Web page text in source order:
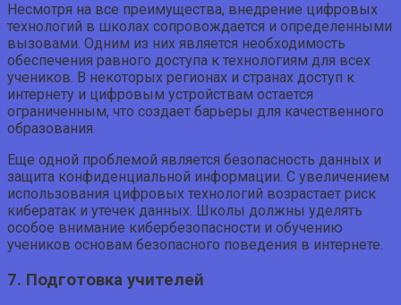
Несмотря на все преимущества, внедрение цифровых
технологий в школах сопровождается и определенными
вызовами. Одним из них является необходимость
обеспечения равного доступа к технологиям для всех
учеников. В некоторых регионах и странах доступ к
интернету и цифровым устройствам остается
ограниченным, что создает барьеры для качественного
образования.
Еще одной проблемой является безопасность данных и
защита конфиденциальной информации. С увеличением
использования цифровых технологий возрастает риск
кибератак и утечек данных. Школы должны уделять
особое внимание кибербезопасности и обучению
учеников основам безопасного поведения в интернете.
7. Подготовка учителей